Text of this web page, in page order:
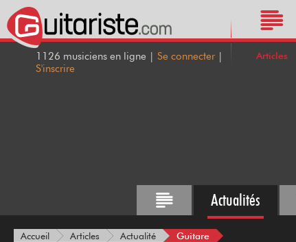
1126 musiciens en ligne | Se connecter |
S'inscrire
Articles
Actualités
Accueil Articles Actualité Guitare